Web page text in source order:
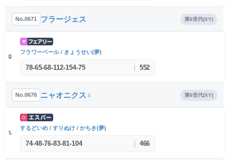
No.0671 フラージェス 第6世代(XY)
フラワーベール/ きょうせい(夢)
78-65-68-112-154-75 552
No.0678 ニャオニクス♀ 第6世代(XY)
するどいめ / すりぬけ / かちき(夢)
74-48-76-83-81-104 466